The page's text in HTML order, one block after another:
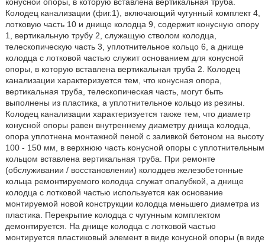
Колодец канализации (фиг.1), включающий чугунный комплект 4,
лотковую часть 10 и днище колодца 9, содержит конусную опору
1, вертикальную трубу 2, служащую стволом колодца,
телескопическую часть 3, уплотнительное кольцо 6, а днище
колодца с лотковой частью служит основанием для конусной
опоры, в которую вставлена вертикальная труба 2. Колодец
канализации характеризуется тем, что конусная опора,
вертикальная труба, телескопическая часть, могут быть
выполнены из пластика, а уплотнительное кольцо из резины.
Колодец канализации характеризуется также тем, что диаметр
конусной опоры равен внутреннему диаметру днища колодца,
опора уплотнена монтажной пеной с заливкой бетоном на высоту
100 - 150 мм, в верхнюю часть конусной опоры с уплотнительным
кольцом вставлена вертикальная труба. При ремонте
(обслуживании / восстановлении) колодцев железобетонные
кольца ремонтируемого колодца служат опалубкой, а днище
колодца с лотковой частью используется как основание
монтируемой новой конструкции колодца меньшего диаметра из
пластика. Перекрытие колодца с чугунным комплектом
демонтируется. На днище колодца с лотковой частью
монтируется пластиковый элемент в виде конусной опоры (в виде